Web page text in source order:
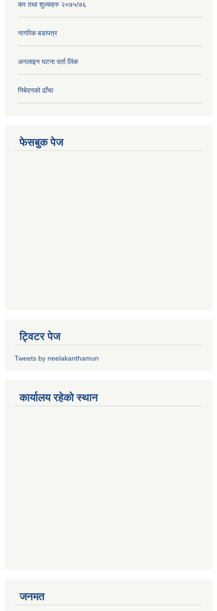
कर तथा शुल्कहरु २०७५/७६
नागरिक बडापत्र
अनलाइन घटना दर्ता लिंक
निबेदनको ढाँचा
फेसबुक पेज
ट्विटर पेज
Tweets by neelakanthamun
कार्यालय रहेको स्थान
जनमत